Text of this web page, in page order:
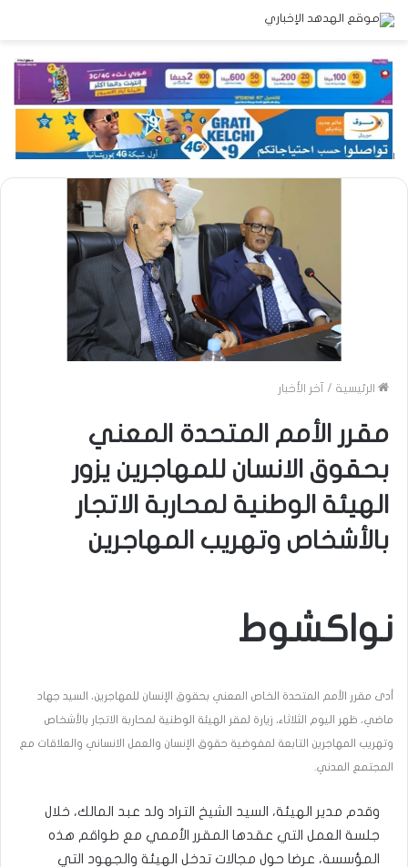
الرئيسية / آخر الأخبار
مقرر الأمم المتحدة المعني
بحقوق الانسان للمهاجرين يزور
الهيئة الوطنية لمحاربة الاتجار
بالأشخاص وتهريب المهاجرين
نواكشوط
أدى مقرر الأمم المتحدة الخاص المعني بحقوق الإنسان للمهاجرين، السيد جهاد
ماضي، ظهر اليوم الثلاثاء، زيارة لمقر الهيئة الوطنية لمحاربة الاتجار بالأشخاص
وتهريب المهاجرين التابعة لمفوضية حقوق الإنسان والعمل الانساني والعلاقات مع
المجتمع المدني.
وقدم مدير الهيئة، السيد الشيخ التراد ولد عبد المالك، خلال
جلسة العمل التي عقدها المقرر الأممي مع طواقم هذه
المؤسسة، عرضا حول مجالات تدخل الهيئة والجهود التي